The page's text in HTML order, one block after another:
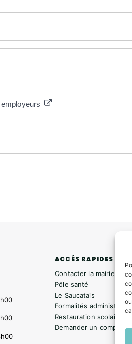
ACCÉS RAPIDES
Contacter la mairie
Pôle santé
Le Saucatais
Formalités
Restauration scolaire
Demander un